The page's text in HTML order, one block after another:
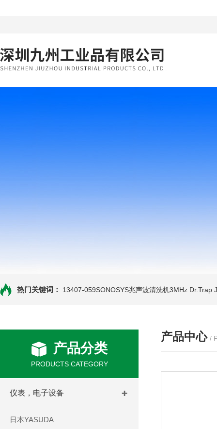
热门关键词： 13407-059SONOSYS兆声波清洗机3MHz Dr.Trap
产品分类
PRODUCTS CATEGORY
仪表，电子设备
日本YASUDA
产品中心 /